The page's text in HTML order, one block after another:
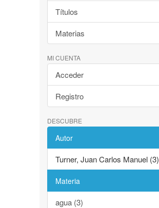
Títulos
Materias
MI CUENTA
Acceder
Registro
DESCUBRE
Autor
Turner, Juan Carlos Manuel (3)
Materia
agua (3)